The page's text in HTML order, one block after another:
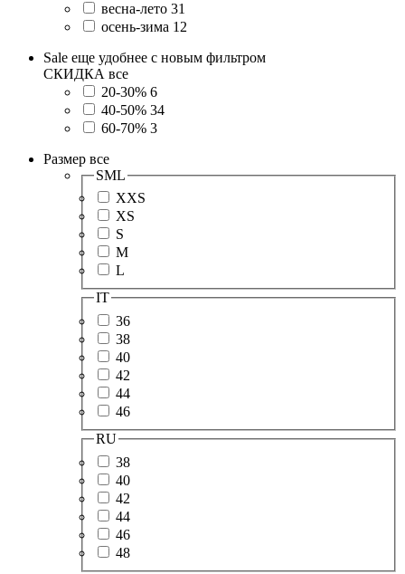
весна-лето 31
осень-зима 12
Sale еще удобнее с новым фильтром
СКИДКА все
20-30% 6
40-50% 34
60-70% 3
Размер все
SML
XXS
XS
S
M
L
IT
36
38
40
42
44
46
RU
38
40
42
44
46
48